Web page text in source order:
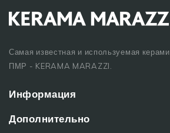
Самая известная и используемая
ПМР - KERAMA MARAZZI.
Информация
Дополнительно